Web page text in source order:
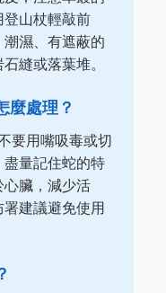
山杖輕敲前
濕、有遮蔽的
縫或落葉堆。
麼處理？
要用嘴吸毒或切
量記住蛇的特
臟，減少活
建議避免使用